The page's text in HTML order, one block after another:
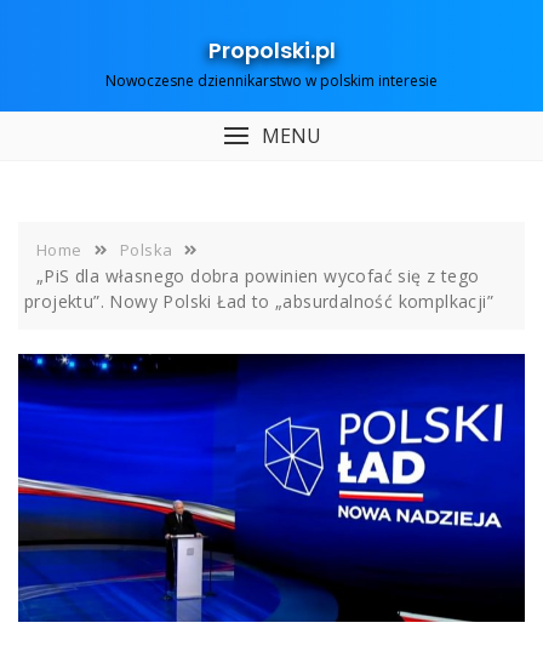
Propolski.pl
Nowoczesne dziennikarstwo w polskim interesie
MENU
Home Polska
„PiS dla własnego dobra powinien wycofać się z tego
projektu”. Nowy Polski Ład to „absurdalność komplkacji”